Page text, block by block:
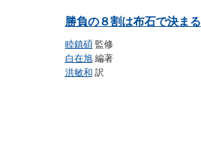
勝負の８割は布石で決まる
睦鎮碩監修
白在旭編著
洪敏和 訳